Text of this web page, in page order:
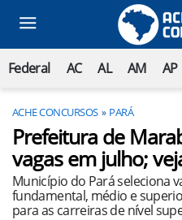
Federal AC AL AM AP
ACHE CONCURSOS PARÁ
Prefeitura de
vagas em julho;
Município do Pará seleciona
fundamental, médio e
para as carreiras de nível